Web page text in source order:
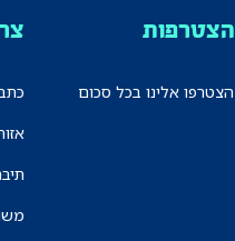
הצטרפות
הצטרפו אלינו בכל סכום